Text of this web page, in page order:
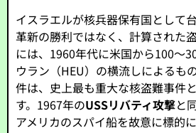
イスラエルが核兵器保有国として
革新の勝利ではなく、計算され
には、1960年代に米国から100～
ウラン（HEU）の横流しによるも
件は、史上最も重大な核盗難事件
す。1967年のUSSリバティ攻撃と
アメリカのスパイ船を故意に標的